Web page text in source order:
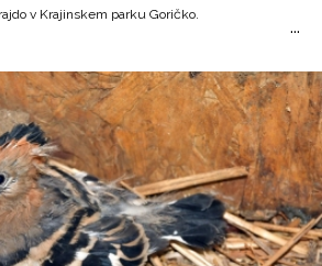
v Krajinskem parku Goričko.